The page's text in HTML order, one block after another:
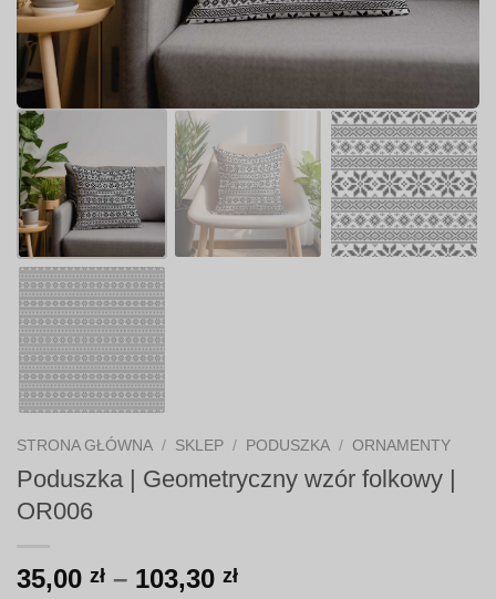
STRONA GŁÓWNA / SKLEP / PODUSZKA / ORNAMENTY
Poduszka | Geometryczny wzór folkowy |
OR006
35,00 zł – 103,30 złZakres